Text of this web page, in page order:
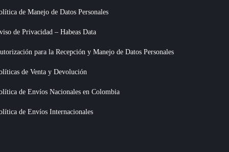
de Manejo de Datos Personales
de Privacidad – Habeas Data
para la Recepción y Manejo de Datos Personales
de Venta y Devolución
de Envíos Nacionales en Colombia
de Envíos Internacionales